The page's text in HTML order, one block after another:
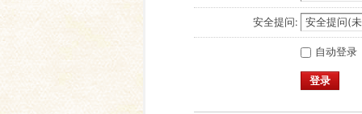
安全提问:
自动登录
登录